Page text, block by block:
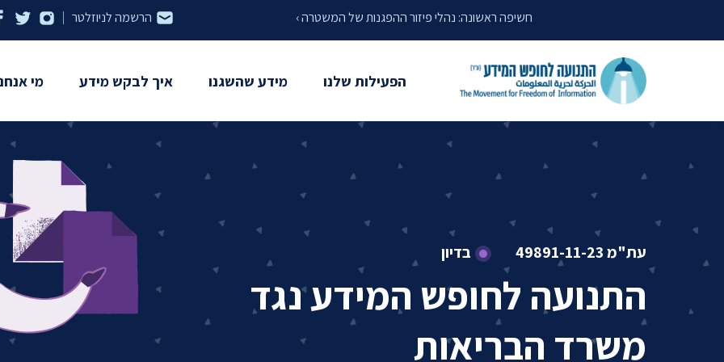
חשיפה ראשונה: נהלי פיזור ההפגנות של המשטרה › הרשמה לניוזלטר
הפעילות שלנו
עתירות מתנהלות
פסקי דין ותקדימים
עמדות ידיד
חדשות
מאמרים
מידע שהשגנו
משרד הבריאות
אוניברסיטת בר אילן
משרד האוצר
ארכיון המדינה
בני ברק
דואר ישראל
רשויות נוספות ›
איך לבקש מידע
מדריך: איך להשתמש בחוק חופש
השגת מידע באמצעות התנועה
שאלות ותשובות
מי
אודות
צוות
ועד
תו
יש
עת"מ 49891-11-23 בדיון
התנועה לחופש המידע נגד
משרד הבריאות